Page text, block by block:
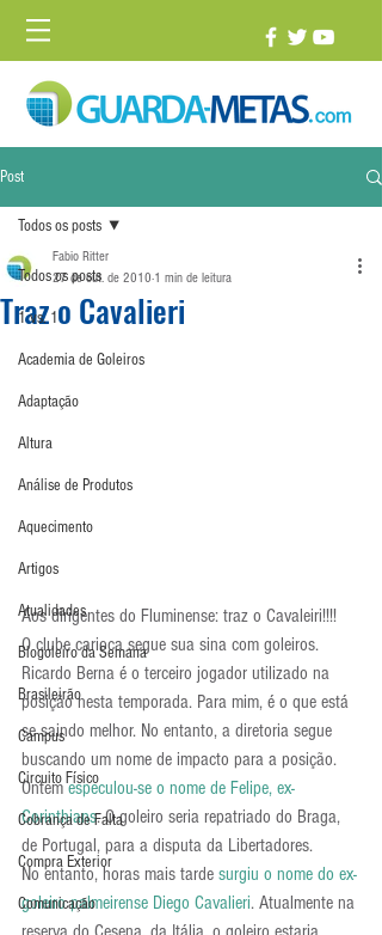
Post
Todos os posts
1 vs. 1
Academia de Goleiros
Adaptação
Altura
Análise de Produtos
Aquecimento
Artigos
Atualidades
Blogoleiro da Semana
Brasileirão
Campus
Circuito Físico
Cobrança de Falta
Compra Exterior
Comunicação
Todos os posts
Traz o Cavalieri
Fabio Ritter
27 de out. de 2010 1 min de leitura
Aos dirigentes do Fluminense: traz o Cavaleiri!!!!
O clube carioca segue sua sina com goleiros.
Ricardo Berna é o terceiro jogador utilizado na
posição nesta temporada. Para mim, é o que está
se saindo melhor. No entanto, a diretoria segue
buscando um nome de impacto para a posição.
Ontem especulou-se o nome de Felipe, ex-
Corinthians. O goleiro seria repatriado do Braga,
de Portugal, para a disputa da Libertadores.
No entanto, horas mais tarde surgiu o nome do ex-
goleiro palmeirense Diego Cavalieri. Atualmente na